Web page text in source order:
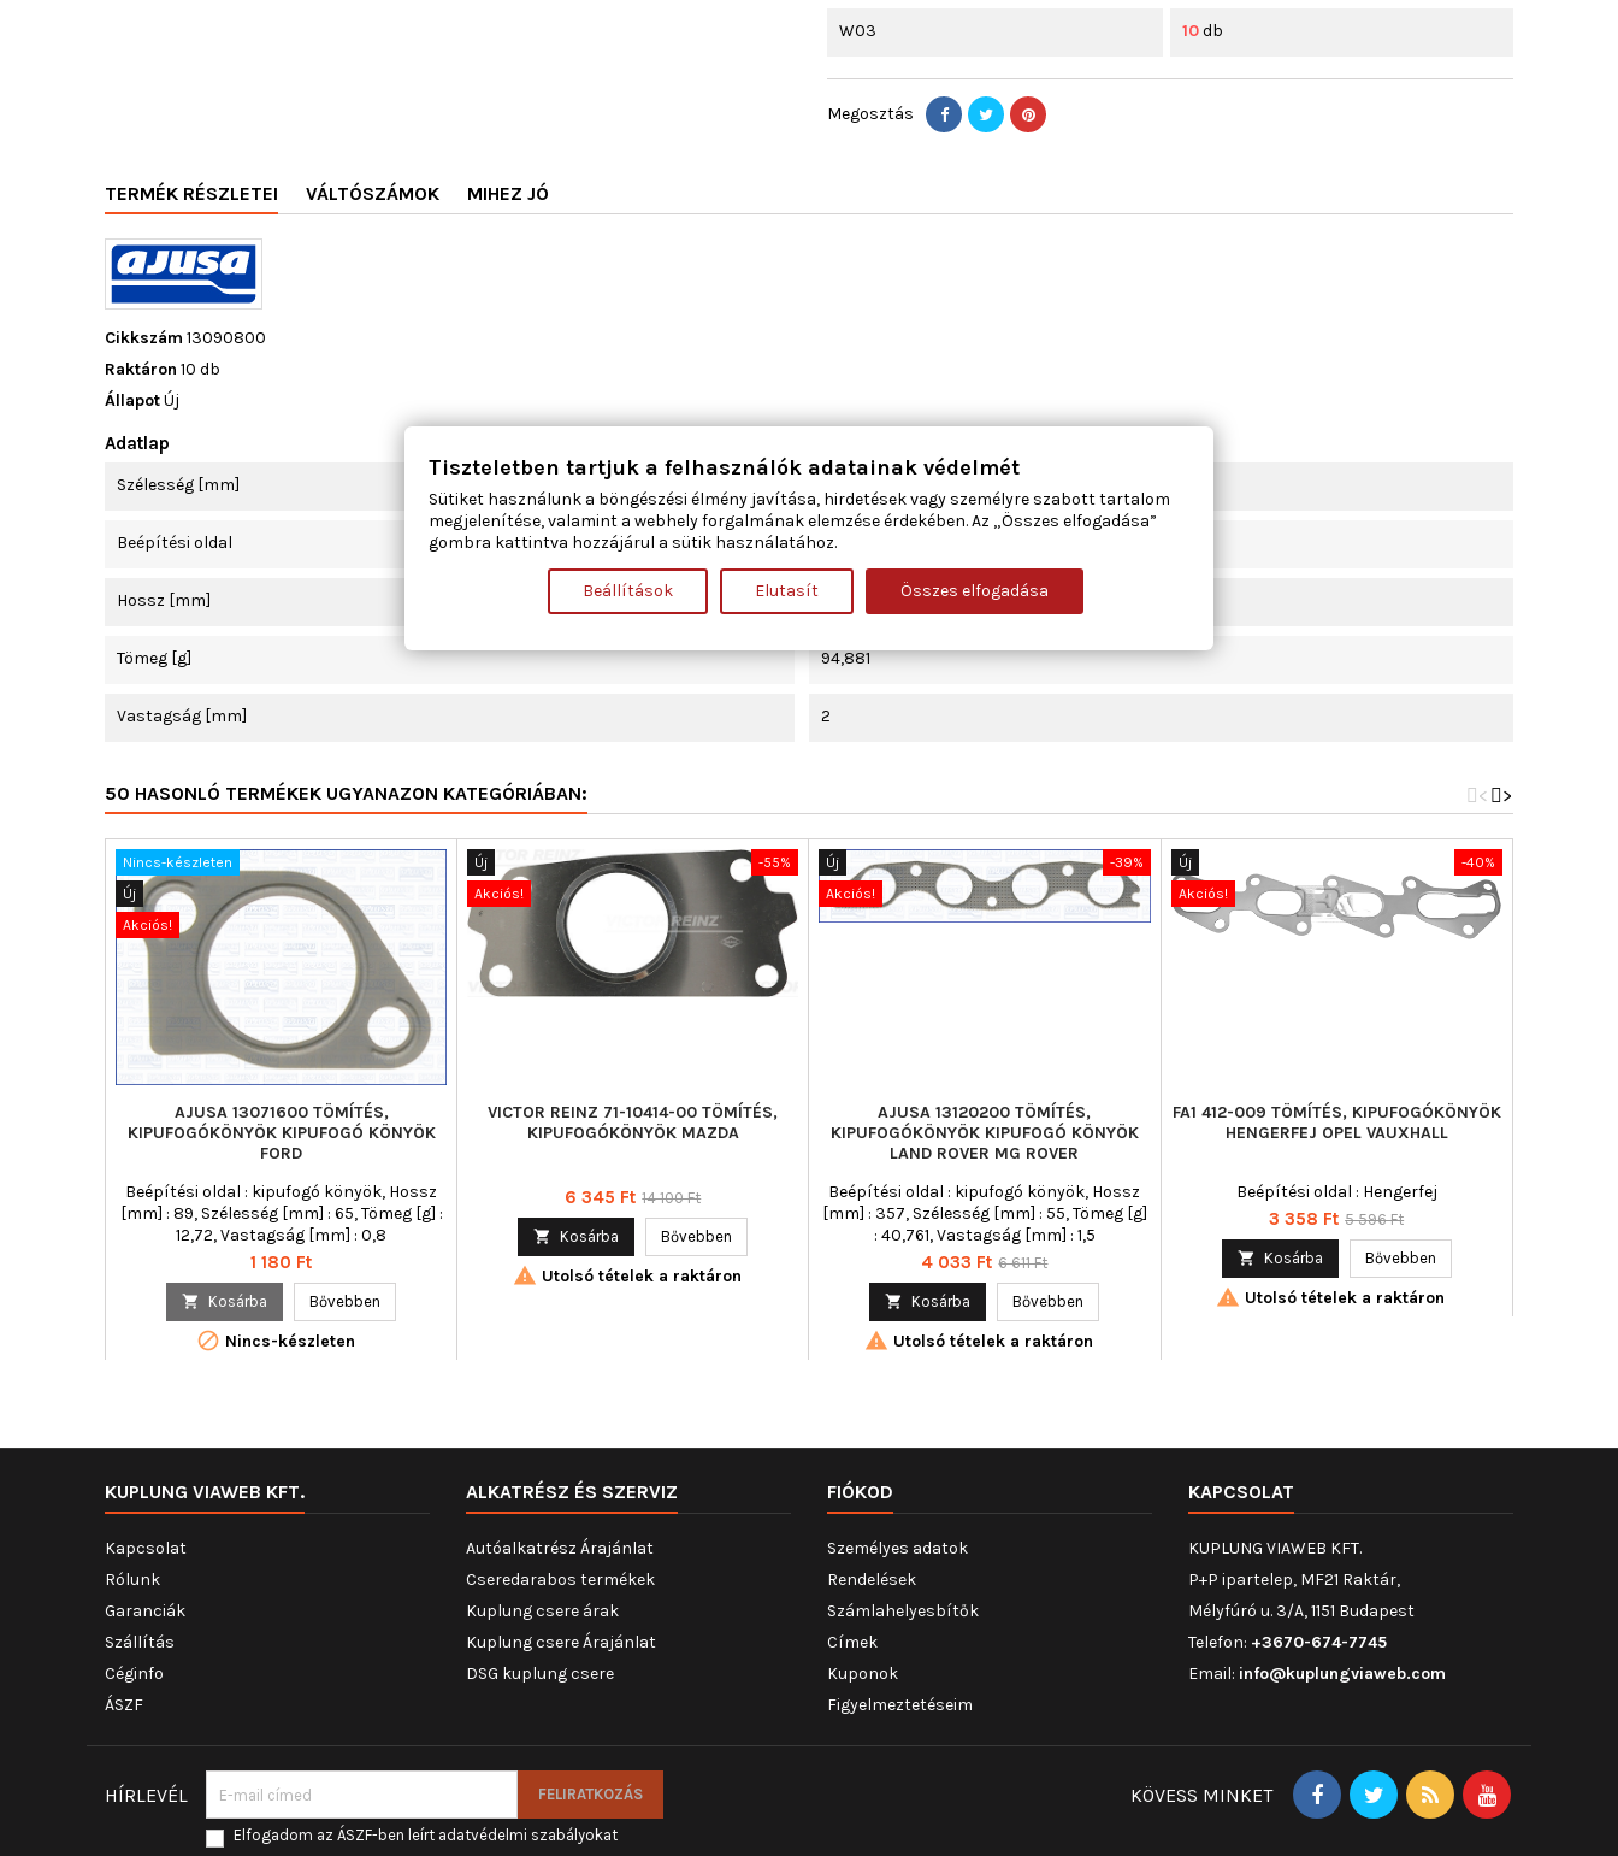
W03 10db
Megosztás
TERMÉK RÉSZLETEI VÁLTÓSZÁMOK MIHEZ JÓ
Cikkszám 13090800
Raktáron 10 db
ÁllapotÚj
Adatlap
Szélesség [mm]
Beépítési oldal kipufogó könyök
Hossz [mm]
Tömeg [g] 94,881
Vastagság [mm] 2
50 HASONLÓ TERMÉKEK UGYANAZON KATEGÓRIÁBAN: >
<
Nincs-készleten
Új
Akciós!
AJUSA 13071600 TÖMÍTÉS,
KIPUFOGÓKÖNYÖK KIPUFOGÓ KÖNYÖK
FORD
Beépítési oldal : kipufogó könyök, Hossz
[mm] : 89, Szélesség [mm] : 65, Tömeg [g] :
12,72, Vastagság [mm] : 0,8
Ár
1 180 Ft
 Kosárba Bővebben
 Nincs-készleten
-55%
Új
Akciós!
VICTOR REINZ 71-10414-00 TÖMÍTÉS,
KIPUFOGÓKÖNYÖK MAZDA
Ár
6 345 Ft Normál
14 100 Ft
 Kosárba Bővebben
 Utolsó tételek a raktáron
-39%
Új
Akciós!
AJUSA 13120200 TÖMÍTÉS,
KIPUFOGÓKÖNYÖK KIPUFOGÓ KÖNYÖK
LAND ROVER MG ROVER
Beépítési oldal : kipufogó könyök, Hossz
[mm] : 357, Szélesség [mm] : 55, Tömeg [g]
: 40,761, Vastagság [mm] : 1,5
Ár
4 033 Ft Normál
6 611 Ft
 Kosárba Bővebben
 Utolsó tételek a raktáron
-40%
Új
Akciós!
FA1 412-009 TÖMÍTÉS, KIPUFOGÓKÖNYÖK
HENGERFEJ OPEL VAUXHALL
Beépítési oldal : Hengerfej
Ár
3 358 Ft Normál
5 596 Ft
 Kosárba Bővebben
 Utolsó tételek a raktáron
KUPLUNG VIAWEB KFT.
Kapcsolat
Rólunk
Garanciák
Szállítás
Céginfo
ÁSZF
ALKATRÉSZ ÉS SZERVIZ
Autóalkatrész Árajánlat
Cseredarabos termékek
Kuplung csere árak
Kuplung csere Árajánlat
DSG kuplung csere
FIÓKOD
Személyes adatok
Rendelések
Számlahelyesbítők
Címek
Kuponok
Figyelmeztetéseim
KAPCSOLAT
KUPLUNG VIAWEB KFT.
P+P ipartelep, MF21 Raktár,
Mélyfúró u. 3/A, 1151 Budapest
Telefon: +3670-674-7745
Email: info@kuplungviaweb.com
HÍRLEVÉL
Elfogadom az ÁSZF-ben leírt adatvédelmi szabályokat
KÖVESS MINKET
Tiszteletben tartjuk a felhasználók adatainak védelmét
Sütiket használunk a böngészési élmény javítása, hirdetések vagy személyre szabott tartalom
megjelenítése, valamint a webhely forgalmának elemzése érdekében. Az „Összes elfogadása”
gombra kattintva hozzájárul a sütik használatához.
Beállítások Elutasít Összes elfogadása